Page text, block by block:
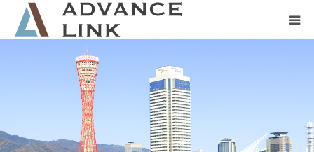
会社概要
ネット保険